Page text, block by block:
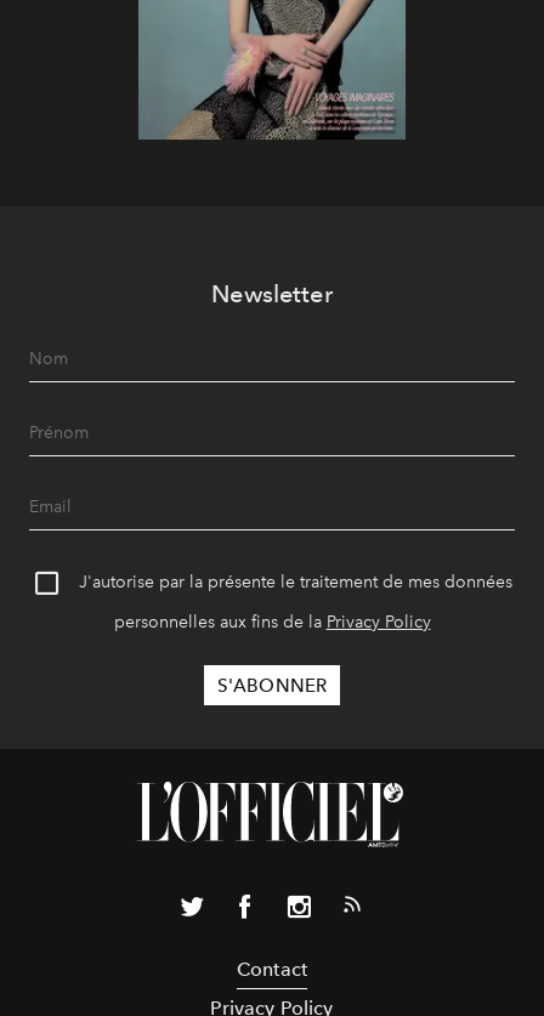
Newsletter
J'autorise par la présente le traitement de mes données
personnelles aux fins de la Privacy Policy
Contact
Privacy Policy